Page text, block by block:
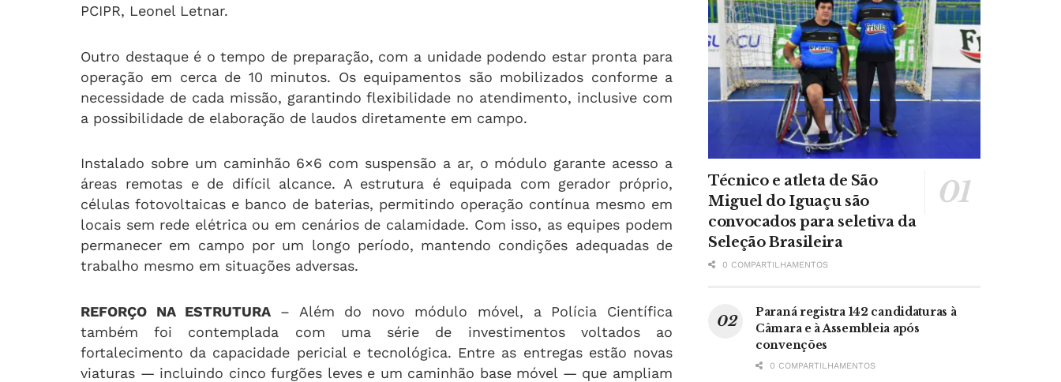
PCIPR, Leonel Letnar.
Outro destaque é o tempo de preparação, com a unidade podendo estar pronta para
operação em cerca de 10 minutos. Os equipamentos são mobilizados conforme a
necessidade de cada missão, garantindo flexibilidade no atendimento, inclusive com
a possibilidade de elaboração de laudos diretamente em campo.
Instalado sobre um caminhão 6×6 com suspensão a ar, o módulo garante acesso a
áreas remotas e de difícil alcance. A estrutura é equipada com gerador próprio,
células fotovoltaicas e banco de baterias, permitindo operação contínua mesmo em
locais sem rede elétrica ou em cenários de calamidade. Com isso, as equipes podem
permanecer em campo por um longo período, mantendo condições adequadas de
trabalho mesmo em situações adversas.
REFORÇO NA ESTRUTURA – Além do novo módulo móvel, a Polícia Científica
também foi contemplada com uma série de investimentos voltados ao
fortalecimento da capacidade pericial e tecnológica. Entre as entregas estão novas
viaturas — incluindo cinco furgões leves e um caminhão base móvel — que ampliam
Técnico e atleta de São
Miguel do Iguaçu são
convocados para seletiva da
Seleção Brasileira
0 COMPARTILHAMENTOS
Paraná registra 142 candidaturas à
Câmara e à Assembleia após
convenções
0 COMPARTILHAMENTOS